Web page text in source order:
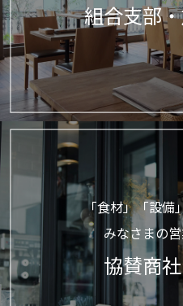
組合支部
「食材」「設備
みなさまの
協賛商